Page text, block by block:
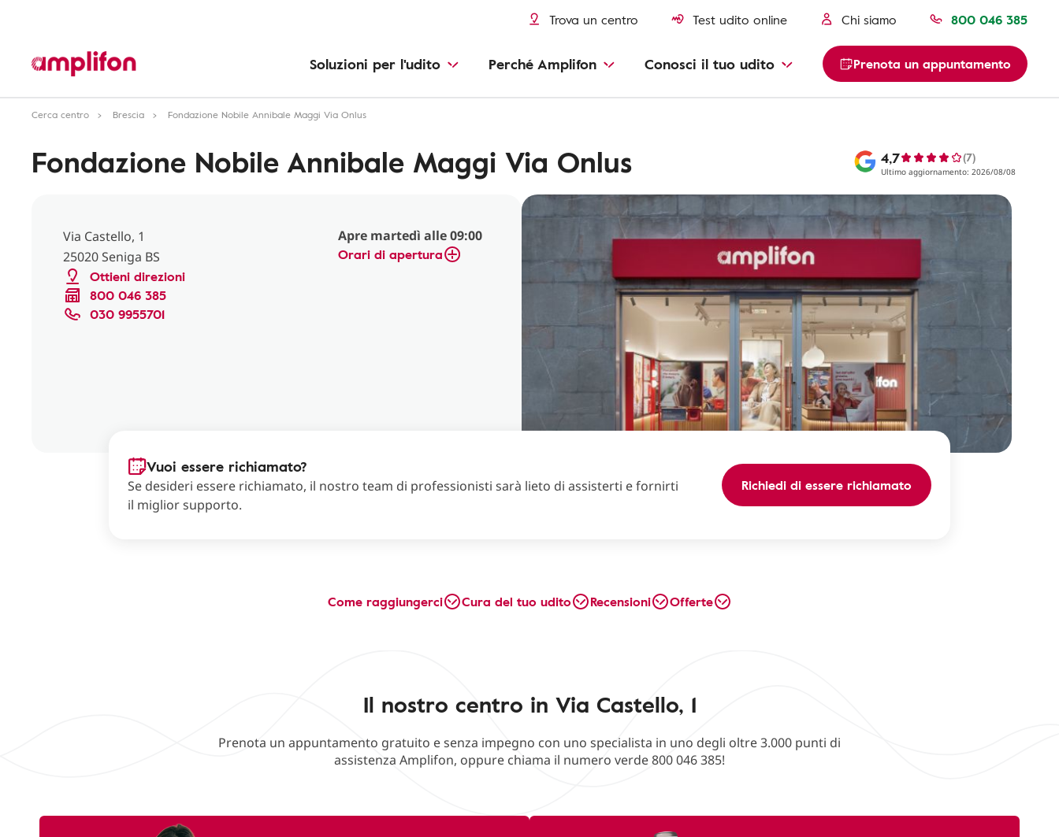
Trova un centro Test udito online Chi siamo 800 046 385
Soluzioni per l'udito Perché Amplifon Conosci il tuo udito Prenota un appuntamento
Cerca centro Brescia Fondazione Nobile Annibale Maggi Via Onlus
Fondazione Nobile Annibale Maggi Via Onlus 4,7 (7)
Ultimo aggiornamento: 2026/08/08
Via Castello, 1
25020 Seniga BS
Ottieni direzioni
800 046 385
030 9955701
Apre martedì alle 09:00
Orari di apertura
Vuoi essere richiamato?
Se desideri essere richiamato, il nostro team di professionisti sarà lieto di assisterti e fornirti
il miglior supporto.
Richiedi di essere richiamato
Come raggiungerci Cura del tuo udito Recensioni Offerte
Il nostro centro in Via Castello, 1
Prenota un appuntamento gratuito e senza impegno con uno specialista in uno degli oltre 3.000 punti di
assistenza Amplifon, oppure chiama il numero verde 800 046 385!